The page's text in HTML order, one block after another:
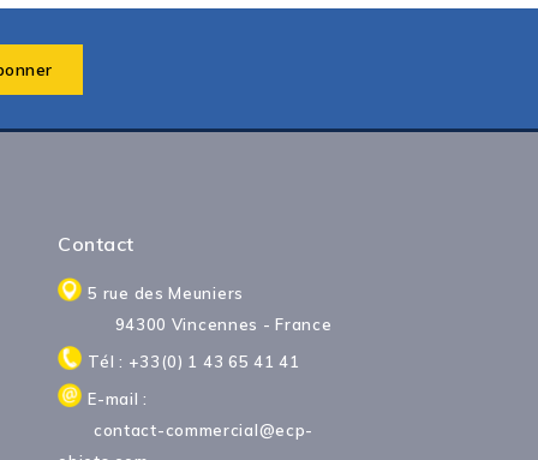
Contact
5 rue des Meuniers
94300 Vincennes - France
Tél : +33(0) 1 43 65 41 41
E-mail :
contact-commercial@ecp-